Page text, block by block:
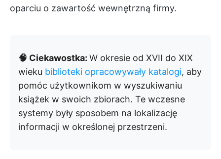
oparciu o zawartość wewnętrzną firmy.
🧠 Ciekawostka: W okresie od XVII do XIX
wieku biblioteki opracowywały katalogi, aby
pomóc użytkownikom w wyszukiwaniu
książek w swoich zbiorach. Te wczesne
systemy były sposobem na lokalizację
informacji w określonej przestrzeni.